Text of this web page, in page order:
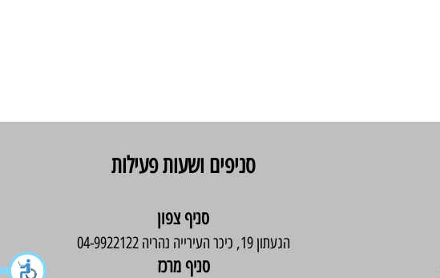
סניפים ושעות פעילות
סניף צפון
הגעתון 19, כיכר העירייה נהריה 04-9922122
סניף מרכז